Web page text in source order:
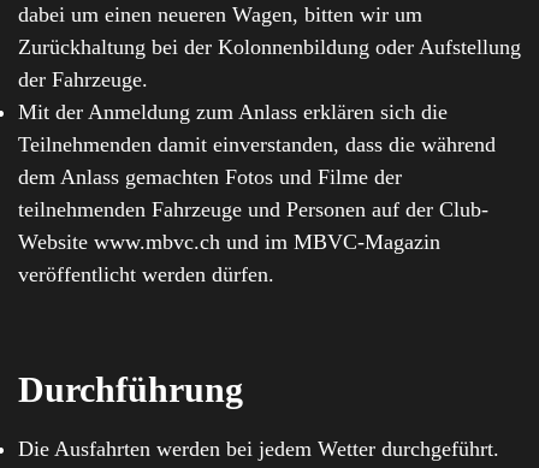
dabei um einen neueren Wagen, bitten wir um
Zurückhaltung bei der Kolonnenbildung oder Aufstellung
der Fahrzeuge.
Mit der Anmeldung zum Anlass erklären sich die
Teilnehmenden damit einverstanden, dass die während
dem Anlass gemachten Fotos und Filme der
teilnehmenden Fahrzeuge und Personen auf der Club-
Website www.mbvc.ch und im MBVC-Magazin
veröffentlicht werden dürfen.
Durchführung
Die Ausfahrten werden bei jedem Wetter durchgeführt.